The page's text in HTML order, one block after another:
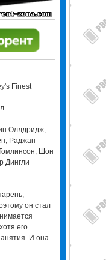
Finest
Оллдридж,
Раджан
Шон
Дингли
он стал
его
И она